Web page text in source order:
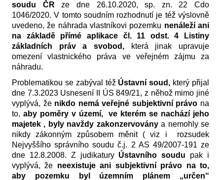
soudu ČRze dne 26.10.2020, sp. zn. 22 Cdo
1046/2020. V tomto soudním rozhodnutí je též výslovně
uvedeno, že náhrada vlastníkovi pozemku nenáleží ani
na základě přímé aplikace čl. 11 odst. 4 Listiny
základních práv a svobod, která jinak upravuje
omezení vlastnického práva ve veřejném zájmu za
náhradu.
Problematikou se zabýval též Ústavní soud, který přijal
dne 7.3.2023 Usnesení II ÚS 849/21, z něhož mimo jiné
vyplývá, že nikdo nemá veřejné subjektivní právo na
to, aby poměry v území, ve kterém se nachází jeho
majetek , byly navždy zakonzervoványa nemohly se
nikdy zákonným způsobem měnit ( viz i rozsudek
Nejvyššího správního soudu č.j. 2 AS 49/2007-191 ze
dne 12.8.2008. Z judikatury Ústavního soudu pak i
vyplývá, že neexistuje ani subjektivní právo na to,
aby pozemku byl územním plánem „určen“